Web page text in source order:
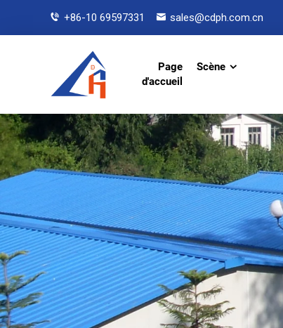
+86-10 69597331 sales@cdph.com.cn
Page
d'accueil
Scène